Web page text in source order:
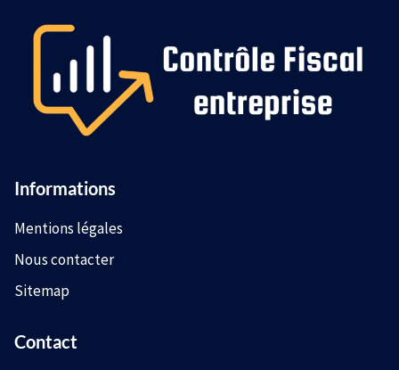
Informations
Mentions légales
Nous contacter
Sitemap
Contact